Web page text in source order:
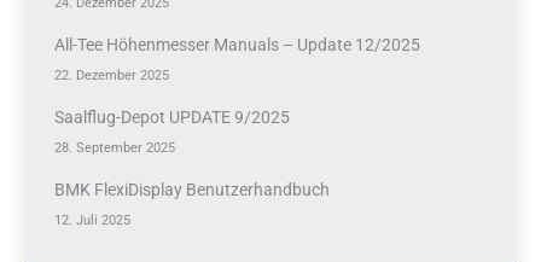
All-Tee Höhenmesser Manuals – Update 12/2025
22. Dezember 2025
Saalflug-Depot UPDATE 9/2025
28. September 2025
BMK FlexiDisplay Benutzerhandbuch
12. Juli 2025